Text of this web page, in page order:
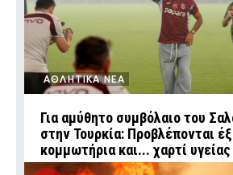
ΑΘΛΗΤΙΚΑ ΝΕΑ
Για αμύθητο συμβόλαιο του
στην Τουρκία: Προβλέπονται
κομμωτήρια και... χαρτί υγείας